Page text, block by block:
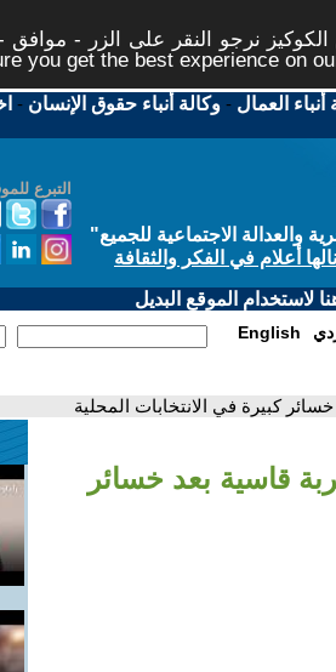
نرجو النقر على الزر - موافق
you get the best experience on
أنباء العمال -وكالة أنباء حقوق الإنسان -
التبرع
الاجتماعية للجميع"
أعلام في الفكر والثقافة
لاستخدام الموقع البديل
English
كبيرة في الانتخابات المحلية
قاسية بعد خسائر